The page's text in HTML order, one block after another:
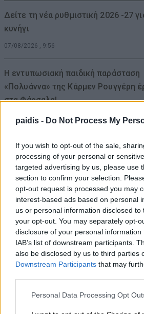
paidis - Do Not Process My
If you wish to opt-out of the sale,
processing of your personal or
targeted advertising by us, please use
section to confirm your selection.
opt-out request is processed you may
interest-based ads based on personal
us or personal information disclosed
your opt-out. You may separately opt-
disclosure of your personal
IAB’s list of downstream participants.
also be disclosed by us to third parties
Downstream Participants that may
Personal Data Processing Opt
Δείτε τη νέα ρυθμιστική 2026 -27
κυνήγι
07/08/2026 , 9:56
Η εντυπωσιακή παιδική παράσταση
«Πολυάννα» της Κάρμεν Ρουγγέρη
στα Φάρσαλα!
07/08/2026 , 9:30
Ο Θερινός Κινηματογράφος του
Λαρισαίων πάει διακοπές! –
ξανά στις 17 Αυγούστου
07/08/2026 , 9:23
Ε. Λιακούλη: Στου αγρότη το
τα τεχνάσματα και τα πειράματα!
07/08/2026 , 9:17